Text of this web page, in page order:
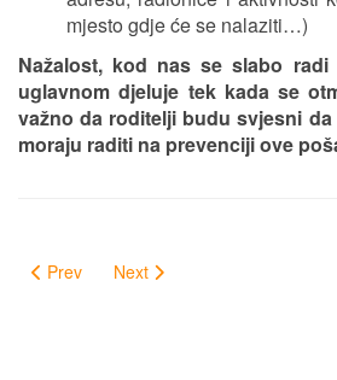
mjesto gdje će se nalaziti…)
Nažalost, kod nas se slabo
uglavnom djeluje tek kada se
važno da roditelji budu svjesni
moraju raditi na prevenciji ove
Prev Next